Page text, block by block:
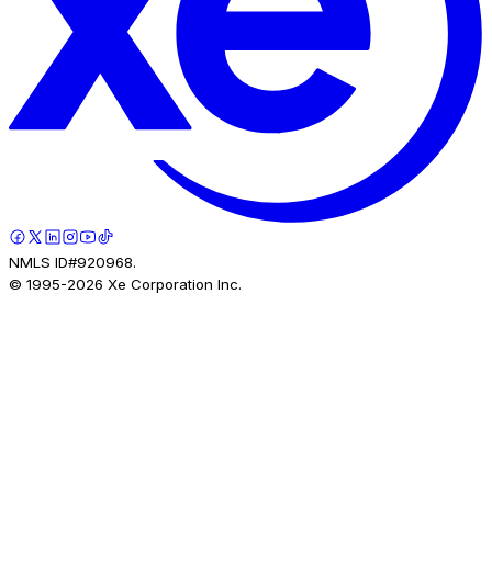
NMLS ID#920968.
© 1995-2026 Xe Corporation Inc.